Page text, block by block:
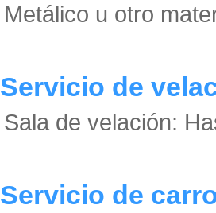
Metálico u otro
Servicio de
Sala de velación:
Servicio de